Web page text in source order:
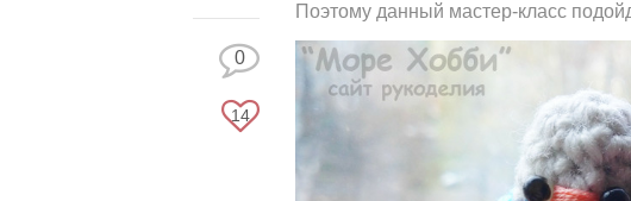
0
14
Поэтому данный мастер-класс